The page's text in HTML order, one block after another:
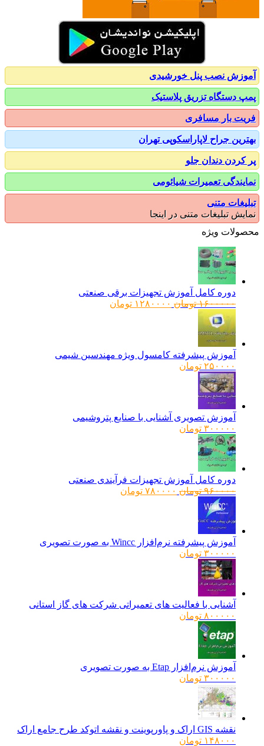
نصب پنل خورشیدی
دستگاه تزریق پلاستیک
بار مسافری
جراح لاپاراسکوپی تهران
دندان جلو
تعمیرات شیائومی
متنی
تبلیغات متنی در اینجا
ویژه
دوره کامل آموزش تجهیزات برقی صنعتی
۱۶۰۰۰۰۰ تومانقیمت
۱۲۸۰۰۰۰ تومانقیمت
آموزش پیشرفته کامسول ویژه مهندسین شیمی
۲۵۰۰۰۰ تومان
آموزش تصویری آشنایی با صنایع پتروشیمی
۳۰۰۰۰۰ تومان
دوره کامل آموزش تجهیزات فرآیندی صنعتی
۹۶۰۰۰۰ تومانقیمت
۷۸۰۰۰۰ تومانقیمت
آموزش پیشرفته نرم‌افزار Wincc به صورت تصویری
۳۰۰۰۰۰ تومان
آشنایی با فعالیت های تعمیراتی شرکت های گاز استانی
۸۰۰۰۰۰ تومان
آموزش نرم‌افزار Etap به صورت تصویری
۳۰۰۰۰۰ تومان
نقشه GIS اراک و پاورپوینت و نقشه اتوکد طرح جامع اراک
۱۴۸۰۰۰ تومان